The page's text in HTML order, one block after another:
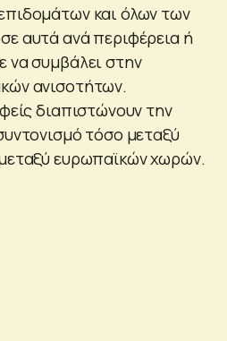
και όλων των
αυτά ανά περιφέρεια ή
να συμβάλει στην
ανισοτήτων.
διαπιστώνουν την
τόσο μεταξύ
ευρωπαϊκών χωρών.